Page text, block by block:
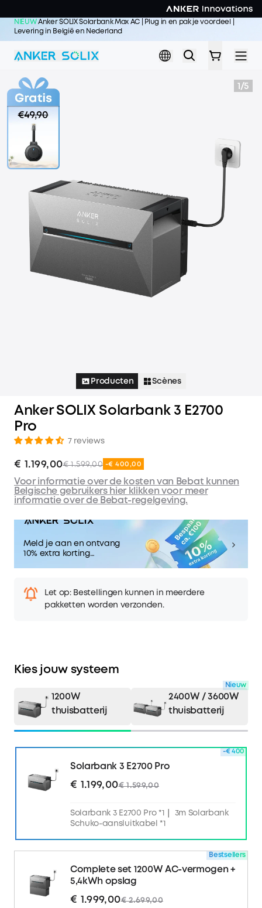
NIEUW Anker SOLIX Solarbank Max AC | Plug in en pak je voordeel |
Levering in België en Nederland
1 /5
Producten Scènes
Anker SOLIX Solarbank 3 E2700
Pro
7 reviews
€ 1.199,00€ 1.599,00 -€ 400,00
Voor informatie over de kosten van Bebat kunnen
Belgische gebruikers hier klikken voor meer
informatie over de Bebat-regelgeving.
Meld je aan en ontvang
10% extra korting
Let op: Bestellingen kunnen in meerdere
pakketten worden verzonden.
Kies jouw systeem
1200W
thuisbatterij
2400W / 3600W
thuisbatterij
Nieuw
Solarbank 3 E2700 Pro
€ 1.199,00€ 1.599,00
Solarbank 3 E2700 Pro *1｜ 3m Solarbank
Schuko-aansluitkabel *1
-€ 400
Complete set 1200W AC-vermogen +
5,4kWh opslag
€ 1.999,00€ 2.699,00
Bestsellers